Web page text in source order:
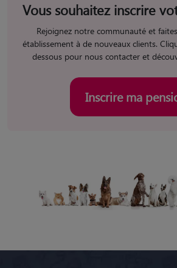
Vous souhaitez inscrire
Rejoignez notre communauté et
établissement à de nouveaux clients.
dessous pour nous contacter et
Inscrire ma